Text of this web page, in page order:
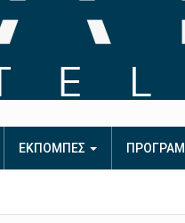
ΕΚΠΟΜΠΕΣ